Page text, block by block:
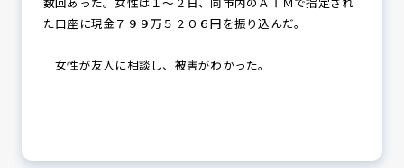
防犯協力会について
た口座に現金７９９万５２０６円を振り込んだ。
女性が友人に相談し、被害がわかった。